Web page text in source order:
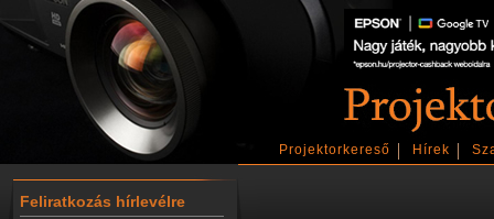
Projektorkereső Hírek
Feliratkozás hírlevélre